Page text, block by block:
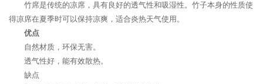
竹席是传统的凉席，具有良好的透气性和吸湿性。竹子本身的性质使
得凉席在夏季时可以保持凉爽，适合炎热天气使用。
优点
自然材质，环保无害。
透气性好，能有效散热。
缺点